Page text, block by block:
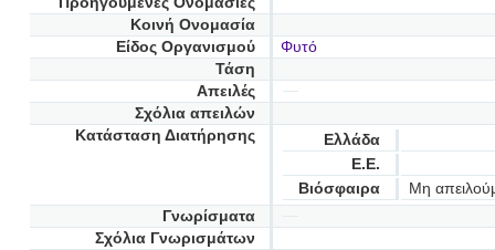
Κοινή Ονομασία
Είδος Οργανισμού
Φυτό
Τάση
Απειλές
Σχόλια απειλών
Κατάσταση Διατήρησης
Ελλάδα
Ε.Ε.
Βιόσφαιρα
Μη
Γνωρίσματα
Σχόλια Γνωρισμάτων